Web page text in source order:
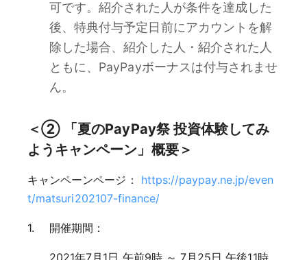
可です。紹介された人が条件を達成した
後、特典付与予定日前にアカウントを解
除した場合、紹介した人・紹介された人
ともに、PayPayボーナスは付与されませ
ん。
＜② 「夏のPayPay祭 投資体験してみ
ようキャンペーン」概要＞
キャンペーンページ： https://paypay.ne.jp/even
t/matsuri202107-finance/
開催期間：